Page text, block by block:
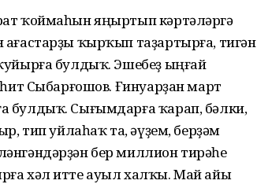
ҡоймаһын яңыртып кәртәләргә
ҡырҡып таҙартырға, тигән
булдыҡ. Эшебеҙ ыңғай
Сыбарғошов. Ғинуарҙан март
булдыҡ. Сығымдарға ҡарап, бәлки,
тип уйлаһаҡ та, әүҙем, берҙәм
бер миллион тирәһе
хәл итте ауыл халҡы. Май айы